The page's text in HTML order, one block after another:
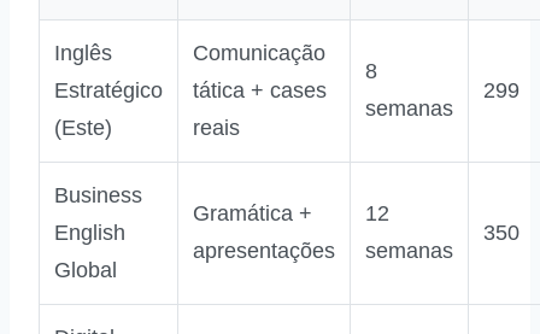
Inglês
Estratégico
(Este)
Comunicação
tática + cases
reais
8
semanas
299
Business
English
Global
Gramática +
apresentações
12
semanas
350